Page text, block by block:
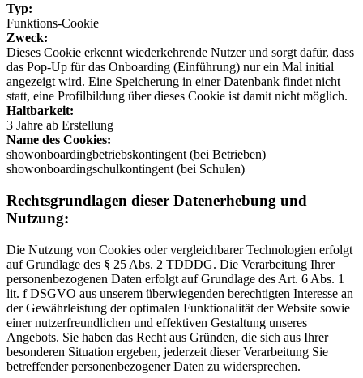
Typ:
Funktions-Cookie
Zweck:
Dieses Cookie erkennt wiederkehrende Nutzer und sorgt dafür, dass
das Pop-Up für das Onboarding (Einführung) nur ein Mal initial
angezeigt wird. Eine Speicherung in einer Datenbank findet nicht
statt, eine Profilbildung über dieses Cookie ist damit nicht möglich.
Haltbarkeit:
3 Jahre ab Erstellung
Name des Cookies:
showonboardingbetriebskontingent (bei Betrieben)
showonboardingschulkontingent (bei Schulen)
Rechtsgrundlagen dieser Datenerhebung und
Nutzung:
Die Nutzung von Cookies oder vergleichbarer Technologien erfolgt
auf Grundlage des § 25 Abs. 2 TDDDG. Die Verarbeitung Ihrer
personenbezogenen Daten erfolgt auf Grundlage des Art. 6 Abs. 1
lit. f DSGVO aus unserem überwiegenden berechtigten Interesse an
der Gewährleistung der optimalen Funktionalität der Website sowie
einer nutzerfreundlichen und effektiven Gestaltung unseres
Angebots. Sie haben das Recht aus Gründen, die sich aus Ihrer
besonderen Situation ergeben, jederzeit dieser Verarbeitung Sie
betreffender personenbezogener Daten zu widersprechen.